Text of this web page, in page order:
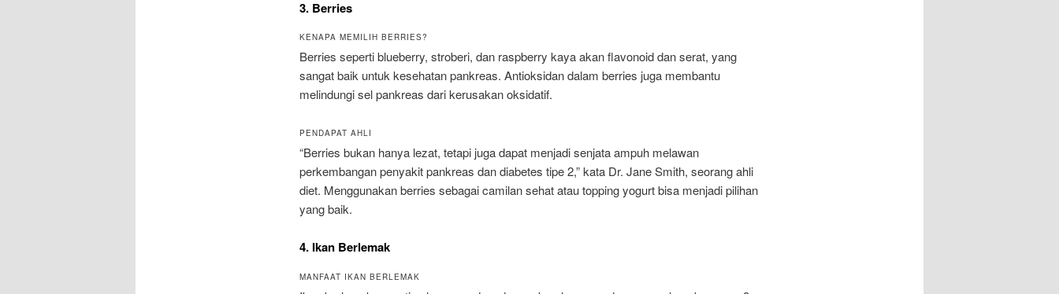
3. Berries
KENAPA MEMILIH BERRIES?
Berries seperti blueberry, stroberi, dan raspberry kaya akan flavonoid dan serat, yang
sangat baik untuk kesehatan pankreas. Antioksidan dalam berries juga membantu
melindungi sel pankreas dari kerusakan oksidatif.
PENDAPAT AHLI
“Berries bukan hanya lezat, tetapi juga dapat menjadi senjata ampuh melawan
perkembangan penyakit pankreas dan diabetes tipe 2,” kata Dr. Jane Smith, seorang ahli
diet. Menggunakan berries sebagai camilan sehat atau topping yogurt bisa menjadi pilihan
yang baik.
4. Ikan Berlemak
MANFAAT IKAN BERLEMAK